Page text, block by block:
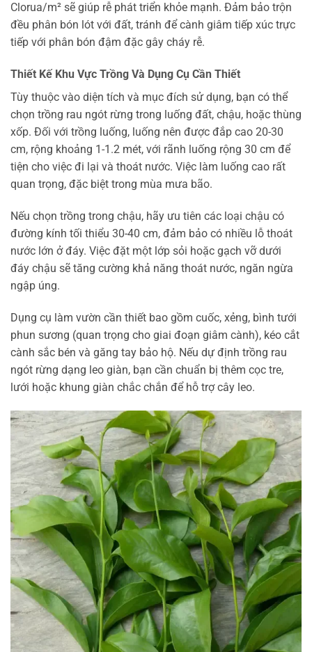
Clorua/m² sẽ giúp rễ phát triển khỏe mạnh. Đảm bảo trộn
đều phân bón lót với đất, tránh để cành giâm tiếp xúc trực
tiếp với phân bón đậm đặc gây cháy rễ.
Thiết Kế Khu Vực Trồng Và Dụng Cụ Cần Thiết
Tùy thuộc vào diện tích và mục đích sử dụng, bạn có thể
chọn trồng rau ngót rừng trong luống đất, chậu, hoặc thùng
xốp. Đối với trồng luống, luống nên được đắp cao 20-30
cm, rộng khoảng 1-1.2 mét, với rãnh luống rộng 30 cm để
tiện cho việc đi lại và thoát nước. Việc làm luống cao rất
quan trọng, đặc biệt trong mùa mưa bão.
Nếu chọn trồng trong chậu, hãy ưu tiên các loại chậu có
đường kính tối thiểu 30-40 cm, đảm bảo có nhiều lỗ thoát
nước lớn ở đáy. Việc đặt một lớp sỏi hoặc gạch vỡ dưới
đáy chậu sẽ tăng cường khả năng thoát nước, ngăn ngừa
ngập úng.
Dụng cụ làm vườn cần thiết bao gồm cuốc, xẻng, bình tưới
phun sương (quan trọng cho giai đoạn giâm cành), kéo cắt
cành sắc bén và găng tay bảo hộ. Nếu dự định trồng rau
ngót rừng dạng leo giàn, bạn cần chuẩn bị thêm cọc tre,
lưới hoặc khung giàn chắc chắn để hỗ trợ cây leo.